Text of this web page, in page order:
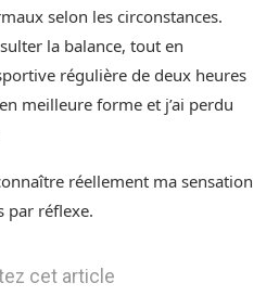
selon les circonstances.
la balance, tout en
régulière de deux heures
meilleure forme et j’ai perdu
réellement ma sensation
par réflexe.
cet article